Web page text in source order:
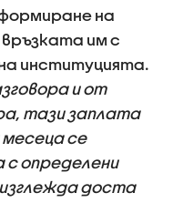
на
им с
институцията.
и от
тази заплата
се
с определени
доста